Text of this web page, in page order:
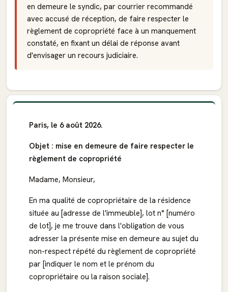
en demeure le syndic, par courrier recommandé
avec accusé de réception, de faire respecter le
règlement de copropriété face à un manquement
constaté, en fixant un délai de réponse avant
d'envisager un recours judiciaire.
Paris, le 6 août 2026.
Objet : mise en demeure de faire respecter le
règlement de copropriété
Madame, Monsieur,
En ma qualité de copropriétaire de la résidence
située au [adresse de l'immeuble], lot n° [numéro
de lot], je me trouve dans l'obligation de vous
adresser la présente mise en demeure au sujet du
non-respect répété du règlement de copropriété
par [indiquer le nom et le prénom du
copropriétaire ou la raison sociale].